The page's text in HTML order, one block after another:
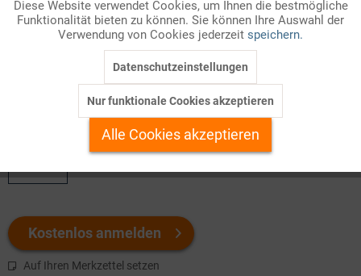
typisches Industrieland. Tatsächlich prägt die Industrie, deren
entscheidende Grundlagen zwischen 1860 und dem Ersten
Weltkrieg geschaffen wurden, bis heute das Erscheinungsbild
ganzer Regionen. N...
Welchen Download brauchen Sie?
Kostenlos anmelden
Auf Ihren Merkzettel setzen
Marketing Inaktiv
Personalisierung Inaktiv
Service
Diese Website verwendet Cookies, um Ihnen die bestmögliche
Funktionalität bieten zu können. Sie können Ihre Auswahl der
Verwendung von Cookies jederzeit speichern.
Datenschutzeinstellungen
Nur funktionale Cookies akzeptieren
Alle Cookies akzeptieren